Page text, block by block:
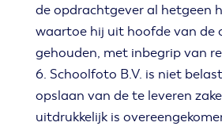
de opdrachtgever al hetgeen
waartoe hij uit hoofde van de
gehouden, met inbegrip van
6. Schoolfoto B.V. is niet
opslaan van de te leveren
uitdrukkelijk is